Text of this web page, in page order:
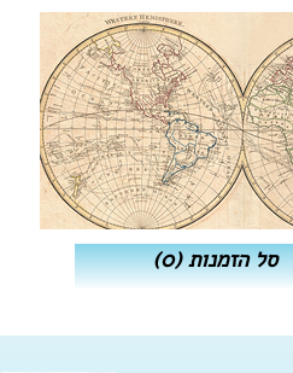
סל הזמנות(0)